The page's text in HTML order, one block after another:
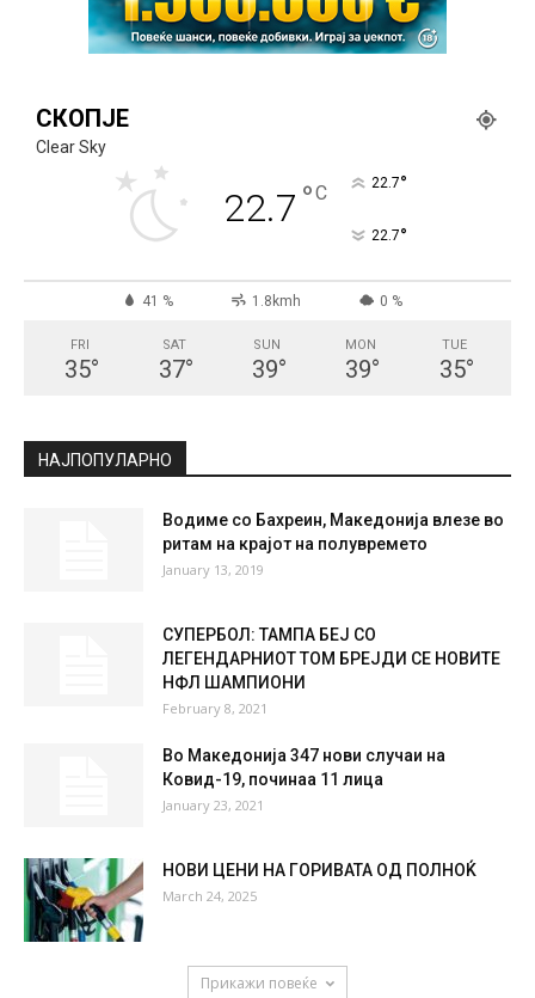
СКОПЈЕ
Clear Sky
22.7 °C 22.7°
22.7°
41 % 1.8kmh 0 %
FRI
35°
SAT
37°
SUN
39°
MON
39°
TUE
35°
НАЈПОПУЛАРНО
Водиме со Бахреин, Македонија влезе во
ритам на крајот на полувремето
January 13, 2019
СУПЕРБОЛ: ТАМПА БЕЈ СО
ЛЕГЕНДАРНИОТ ТОМ БРЕЈДИ СЕ НОВИТЕ
НФЛ ШАМПИОНИ
February 8, 2021
Во Македонија 347 нови случаи на
Ковид-19, починаа 11 лица
January 23, 2021
НОВИ ЦЕНИ НА ГОРИВАТА ОД ПОЛНОЌ
March 24, 2025
Прикажи повеќе